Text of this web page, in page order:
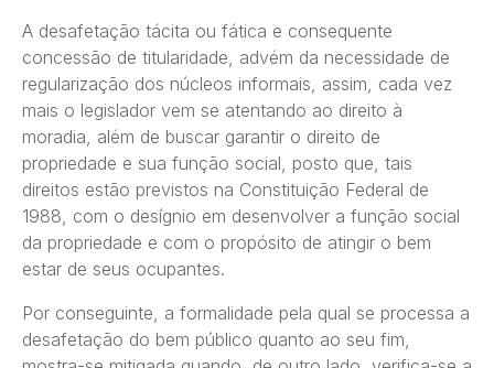
A desafetação tácita ou fática e consequente
concessão de titularidade, advém da necessidade de
regularização dos núcleos informais, assim, cada vez
mais o legislador vem se atentando ao direito à
moradia, além de buscar garantir o direito de
propriedade e sua função social, posto que, tais
direitos estão previstos na Constituição Federal de
1988, com o desígnio em desenvolver a função social
da propriedade e com o propósito de atingir o bem
estar de seus ocupantes.
Por conseguinte, a formalidade pela qual se processa a
desafetação do bem público quanto ao seu fim,